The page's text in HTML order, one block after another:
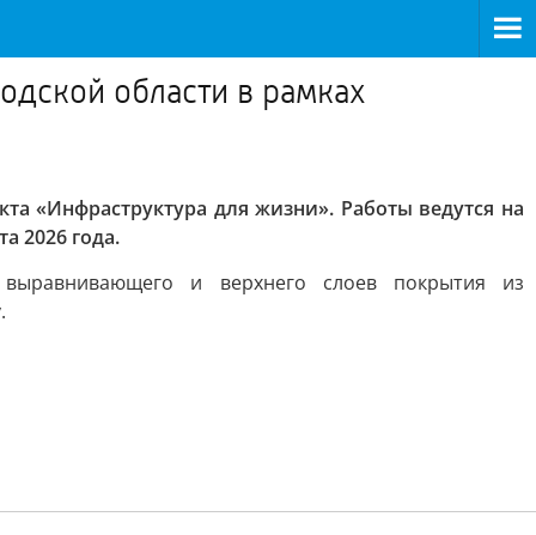
области в рамках
«Инфраструктура для жизни». Работы ведутся на
2026 года.
и верхнего слоев покрытия из